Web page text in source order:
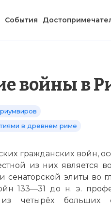
События
войны в
в древнем риме
гражданских войн,
из них является
элиты во
133—31 до н. э.
четырёх больших